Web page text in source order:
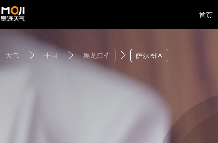
首页
天气 中国 黑龙江省 萨尔图区